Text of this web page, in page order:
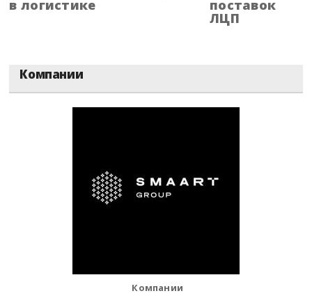
в логистике поставок
ЛЦП
Компании
Компании